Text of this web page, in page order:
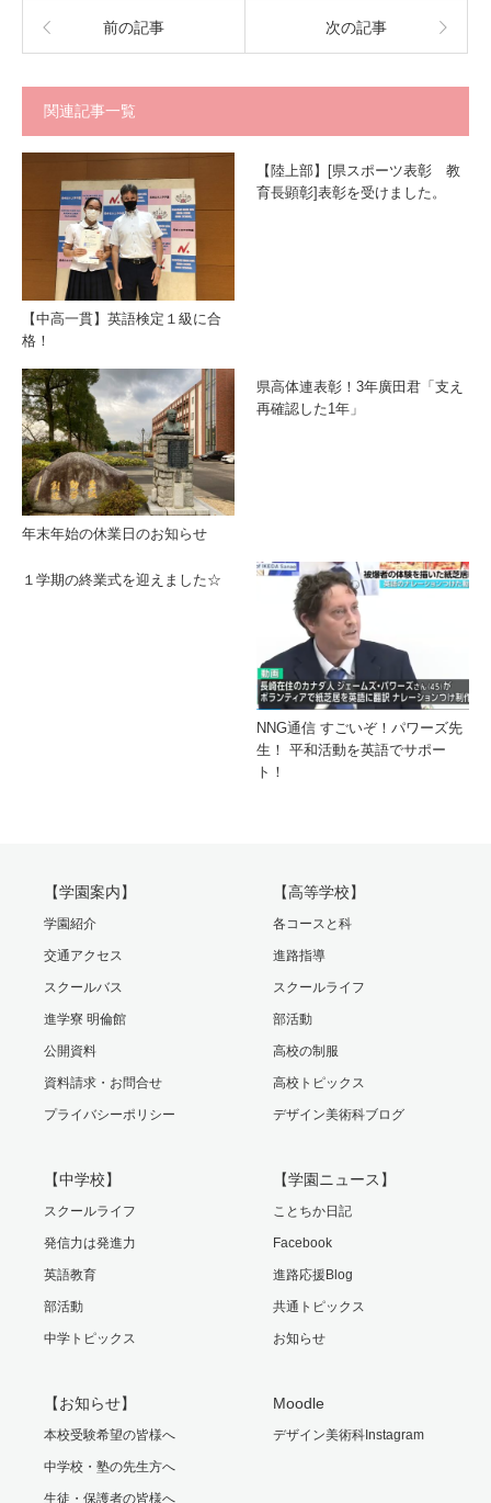
前の記事 次の記事
関連記事一覧
【中高一貫】英語検定１級に合
格！
【陸上部】[県スポーツ表彰 教
育長顕彰]表彰を受けました。
年末年始の休業日のお知らせ
県高体連表彰！3年廣田君「支え
再確認した1年」
１学期の終業式を迎えました☆
NNG通信 すごいぞ！パワーズ先
生！ 平和活動を英語でサポー
ト！
【学園案内】
学園紹介
交通アクセス
スクールバス
進学寮 明倫館
公開資料
資料請求・お問合せ
プライバシーポリシー
【高等学校】
各コースと科
進路指導
スクールライフ
部活動
高校の制服
高校トピックス
デザイン美術科ブログ
【中学校】
スクールライフ
発信力は発進力
英語教育
部活動
中学トピックス
【学園ニュース】
ことちか日記
Facebook
進路応援Blog
共通トピックス
お知らせ
【お知らせ】
本校受験希望の皆様へ
中学校・塾の先生方へ
生徒・保護者の皆様へ
Moodle
デザイン美術科Instagram